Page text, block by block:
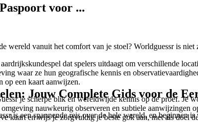
voor ...
wereld vanuit het comfort van je stoel? Worldguessr is
aardrijkskundespel dat spelers uitdaagt om verschillende
waar ze hun geografische kennis en
op een kaart aanwijzen.
je scherpe blik en wereldwijde kennis op de proef. Je
nauwkeurig observeren en subtiele
kaart en wijs je zorgvuldig je beste gok aan, met als
Jouw Complete Gids voor de
is een spannende reis over de hele wereld, en